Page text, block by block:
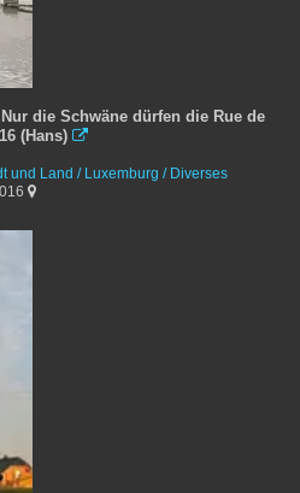
die Schwäne dürfen die Rue de
(Hans) 
und Land / Luxemburg / Diverses
